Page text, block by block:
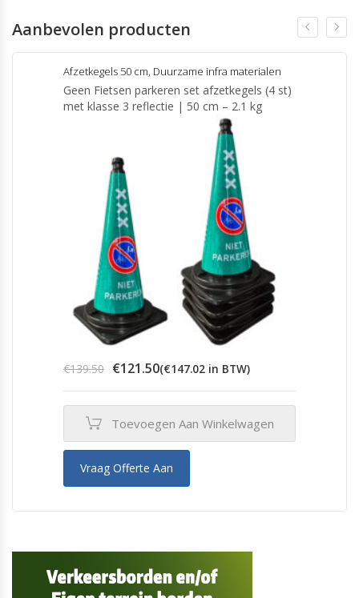
Aanbevolen producten
Afzetkegels 50 cm, Duurzame infra materialen
Geen Fietsen parkeren set afzetkegels (4 st)
met klasse 3 reflectie | 50 cm – 2.1 kg
€139.50 Oorspronkelijke
€121.50Huidige
(€147.02 in BTW)
Toevoegen Aan Winkelwagen
Vraag Offerte Aan